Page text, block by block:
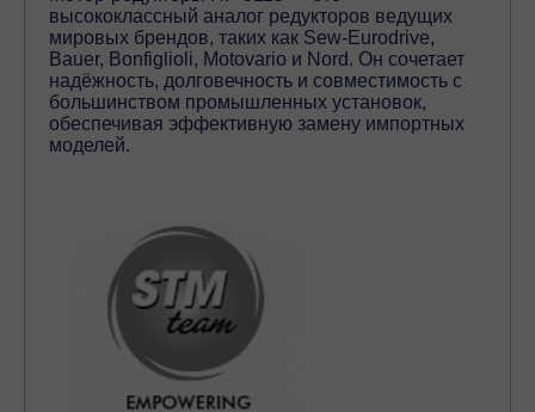
высококлассный аналог редукторов ведущих
мировых брендов, таких как Sew-Eurodrive,
Bauer, Bonfiglioli, Motovario и Nord. Он сочетает
надёжность, долговечность и совместимость с
большинством промышленных установок,
обеспечивая эффективную замену импортных
моделей.